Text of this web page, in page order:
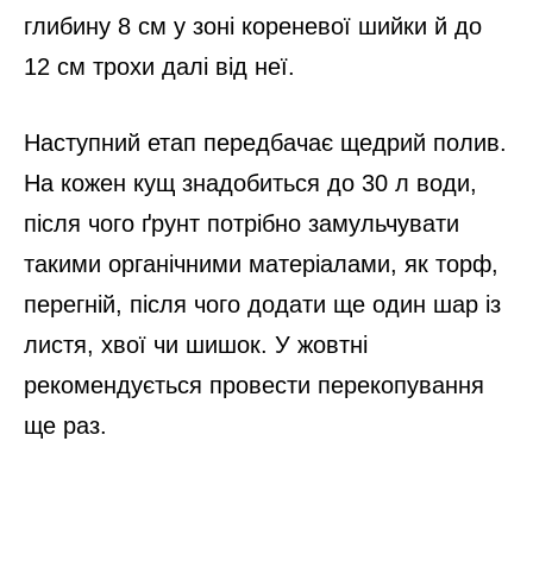
глибину 8 см у зоні кореневої шийки й до
12 см трохи далі від неї.
Наступний етап передбачає щедрий полив.
На кожен кущ знадобиться до 30 л води,
після чого ґрунт потрібно замульчувати
такими органічними матеріалами, як торф,
перегній, після чого додати ще один шар із
листя, хвої чи шишок. У жовтні
рекомендується провести перекопування
ще раз.